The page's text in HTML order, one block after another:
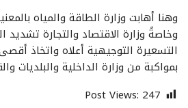
وهنا أهابت وزارة الطاقة والمياه
وخاصةً وزارة الاقتصاد والتجارة
التسعيرة التوجيهية أعلاه واتخاذ
بمواكبة من وزارة الداخلية والبلديات
Post Views: 247